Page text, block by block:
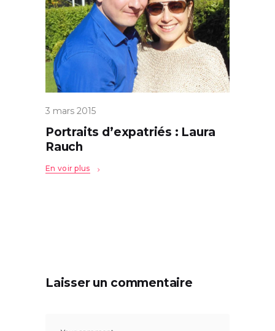
3 mars 2015
Portraits d’expatriés : Laura
Rauch
En voir plus
Laisser un commentaire